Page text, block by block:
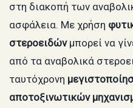
στη διακοπή των
ασφάλεια. Με χρήση
στεροειδώνμπορεί να
από τα αναβολικά
ταυτόχρονη
αποτοξινωτικών